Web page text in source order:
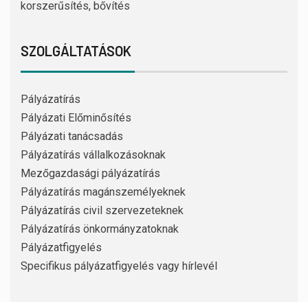
korszerűsítés, bővítés
SZOLGÁLTATÁSOK
Pályázatírás
Pályázati Előminősítés
Pályázati tanácsadás
Pályázatírás vállalkozásoknak
Mezőgazdasági pályázatírás
Pályázatírás magánszemélyeknek
Pályázatírás civil szervezeteknek
Pályázatírás önkormányzatoknak
Pályázatfigyelés
Specifikus pályázatfigyelés vagy hírlevél